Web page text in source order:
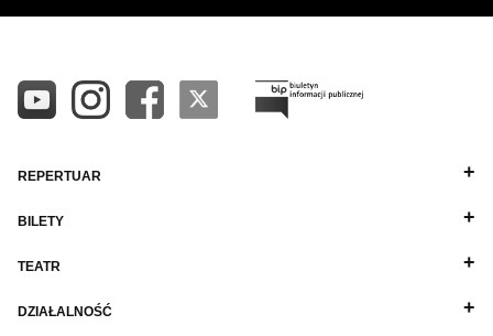
REPERTUAR
BILETY
TEATR
DZIAŁALNOŚĆ